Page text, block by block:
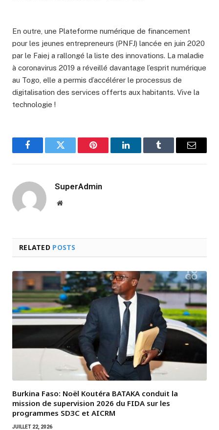
En outre, une Plateforme numérique de financement
pour les jeunes entrepreneurs (PNFJ) lancée en juin 2020
par le Faiej a rallongé la liste des innovations. La maladie
à coronavirus 2019 a réveillé davantage l’esprit numérique
au Togo, elle a permis d’accélérer le processus de
digitalisation des services offerts aux habitants. Vive la
technologie !
FacebookTwitter Pinterest LinkedInTumblr Email
SuperAdmin
Website
RELATED POSTS
Burkina Faso: Noël Koutéra BATAKA conduit la
mission de supervision 2026 du FIDA sur les
programmes SD3C et AICRM
JUILLET 22, 2026